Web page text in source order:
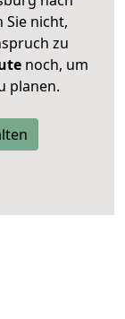
nicht,
zu
noch, um
planen.